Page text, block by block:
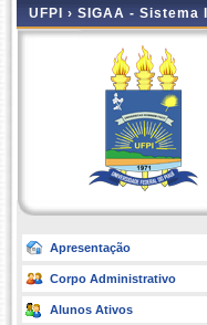
UFPI › SIGAA - Sistema
Apresentação
Corpo Administrativo
Alunos Ativos